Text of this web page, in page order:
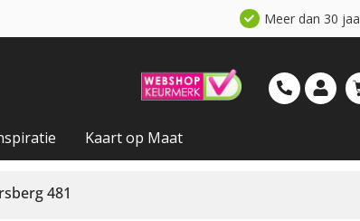
Meer dan 30
Kaart op Maat
481